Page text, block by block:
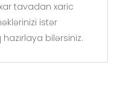
tavadan xaric
istər
bilərsiniz.